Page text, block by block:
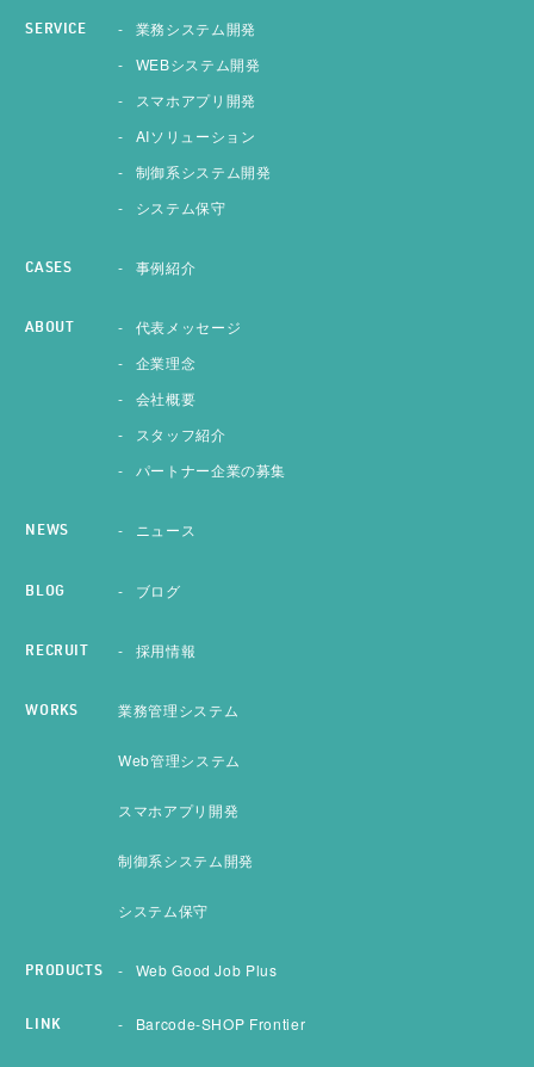
SERVICE
業務システム開発
WEBシステム開発
スマホアプリ開発
AIソリューション
制御系システム開発
システム保守
CASES 事例紹介
ABOUT
代表メッセージ
企業理念
会社概要
スタッフ紹介
パートナー企業の募集
NEWS ニュース
BLOG ブログ
RECRUIT 採用情報
WORKS 業務管理システム
Web管理システム
スマホアプリ開発
制御系システム開発
システム保守
PRODUCTS Web Good Job Plus
LINK Barcode-SHOP Frontier